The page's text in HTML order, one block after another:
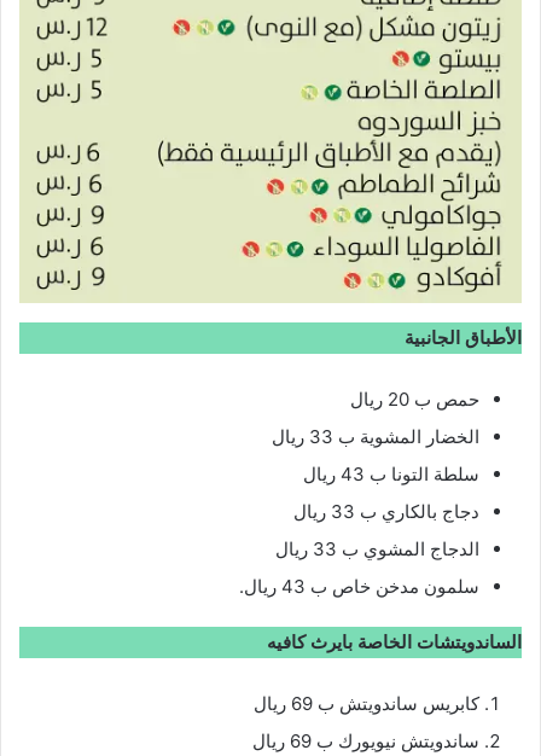
الأطباق الجانبية
حمص ب 20 ريال
الخضار المشوية ب 33 ريال
سلطة التونا ب 43 ريال
دجاج بالكاري ب 33 ريال
الدجاج المشوي ب 33 ريال
سلمون مدخن خاص ب 43 ريال.
الساندويتشات الخاصة بايرث كافيه
كابريس ساندويتش ب 69 ريال
ساندويتش نيويورك ب 69 ريال